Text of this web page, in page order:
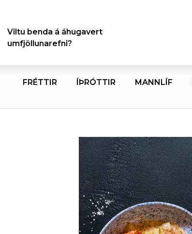
Viltu benda á áhugavert
umfjöllunarefni?
FRÉTTIR ÍÞRÓTTIR MANNLÍF